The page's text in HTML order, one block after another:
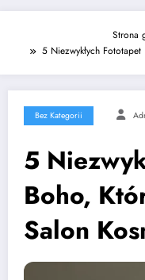
Strona
5 Niezwykłych
Bez Kategorii
5
Boho,
Salon